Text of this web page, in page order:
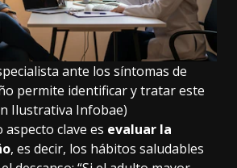
ante los síntomas de
permite identificar y tratar este
Ilustrativa Infobae)
clave es evaluar la
, es decir, los hábitos saludables